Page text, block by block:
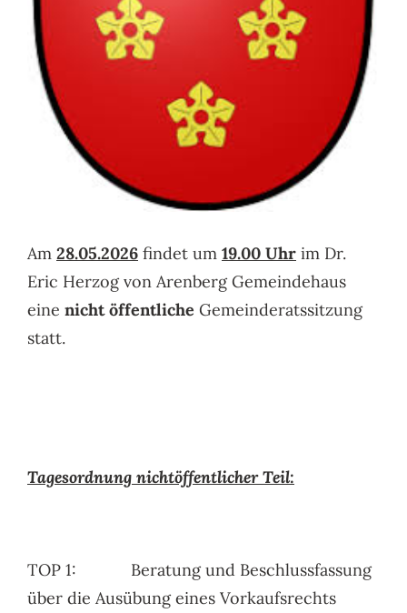
SUCHE
NACH:
Am 28.05.2026 findet um 19.00 Uhr im Dr.
Eric Herzog von Arenberg Gemeindehaus
eine nicht öffentliche Gemeinderatssitzung
statt.
Tagesordnung nichtöffentlicher Teil:
TOP 1: Beratung und Beschlussfassung
über die Ausübung eines Vorkaufsrechts